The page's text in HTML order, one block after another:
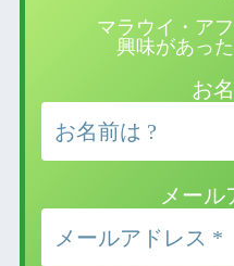
マラウイ・ア
興味があっ
お
メール